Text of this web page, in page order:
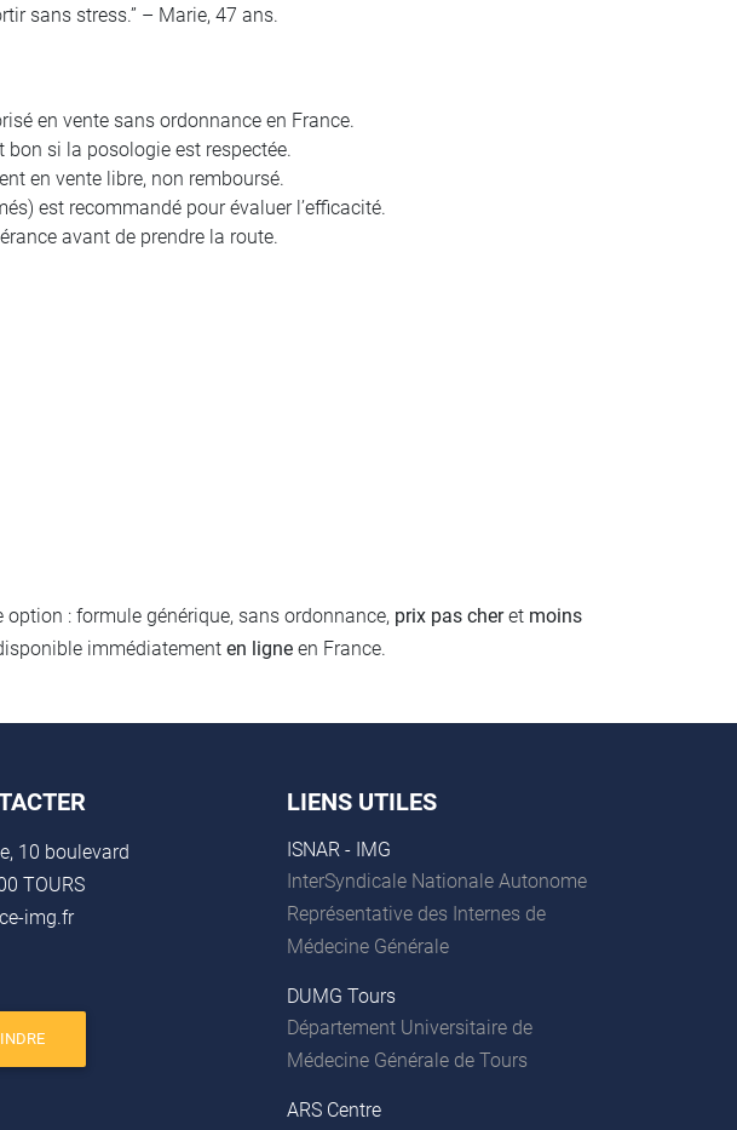
sans stress.” – Marie, 47 ans.
en vente sans ordonnance en France.
si la posologie est respectée.
en vente libre, non remboursé.
est recommandé pour évaluer l’efficacité.
avant de prendre la route.
option : formule générique, sans ordonnance, prix pas cheret moins
immédiatement en ligne en France.
10 boulevard
TOURS
img.fr
LIENS UTILES
ISNAR - IMG
InterSyndicale Nationale Autonome
Représentative des Internes de
Médecine Générale
DUMG Tours
Département Universitaire de
Médecine Générale de Tours
ARS Centre